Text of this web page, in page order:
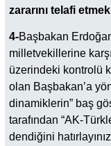
zararını telafi
4-Başbakan
milletvekillerine
üzerindeki kontrolü
olan Başbakan’a
dinamiklerin” baş
tarafından “AK-
dendiğini